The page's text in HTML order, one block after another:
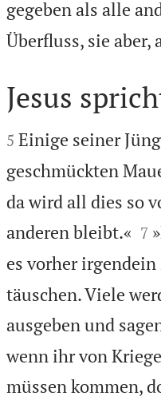
gegeben als alle
Überfluss, sie aber,

Jesus

5 Einige seiner
geschmückten
da wird all dies so
anderen bleibt.«
7
es vorher irgendein
täuschen. Viele
ausgeben und
wenn ihr von
müssen kommen,